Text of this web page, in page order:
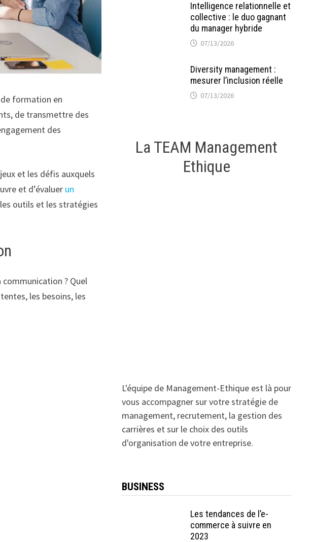
formation en
de transmettre des
des
et les défis auxquels
et d’évaluer un
outils et les stratégies
? Quel
les besoins, les
Intelligence relationnelle et
collective : le duo gagnant
du manager hybride
07/13/2026
Diversity management :
mesurer l’inclusion réelle
07/13/2026
La TEAM Management
Ethique
L'équipe de Management-Ethique est là pour
vous accompagner sur votre stratégie de
management, recrutement, la gestion des
carrières et sur le choix des outils
d'organisation de votre entreprise.
BUSINESS
Les tendances de l’e-
commerce à suivre en
2023